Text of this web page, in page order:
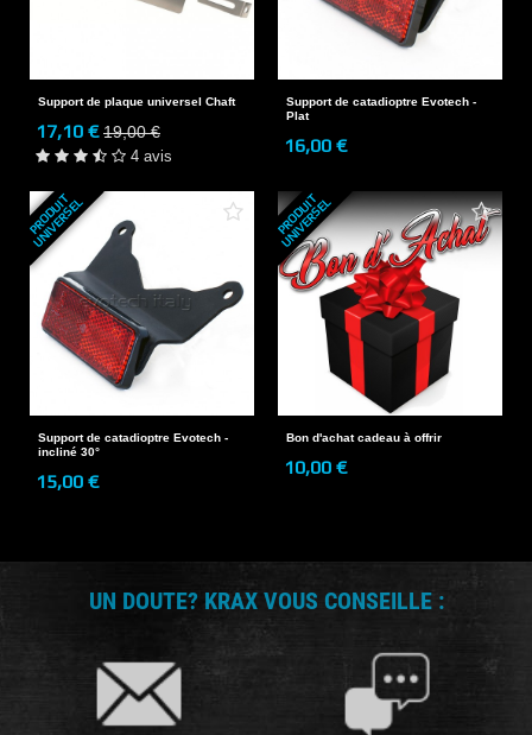
Support de plaque universel Chaft
17,10 € 19,00 €
4 avis
Support de catadioptre Evotech -
Plat
16,00 €
P
R
O
D
U
I
T
U
N
I
V
E
R
S
E
L
Support de catadioptre Evotech -
incliné 30°
15,00 €
P
R
O
D
U
I
T
U
N
I
V
E
R
S
E
L
Bon d'achat cadeau à offrir
10,00 €
UN DOUTE? KRAX VOUS CONSEILLE :